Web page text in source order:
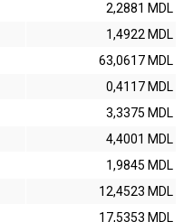
2,2881 MDL
1,4922 MDL
63,0617 MDL
0,4117 MDL
3,3375 MDL
4,4001 MDL
1,9845 MDL
12,4523 MDL
17,5353 MDL